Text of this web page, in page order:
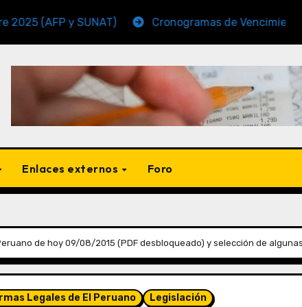
y SUNAT) Cronogramas de Vencimiento Periodo
Enlaces externos Foro
de hoy 09/08/2015 (PDF desbloqueado) y selección de
Legales de El Peruano Legislación